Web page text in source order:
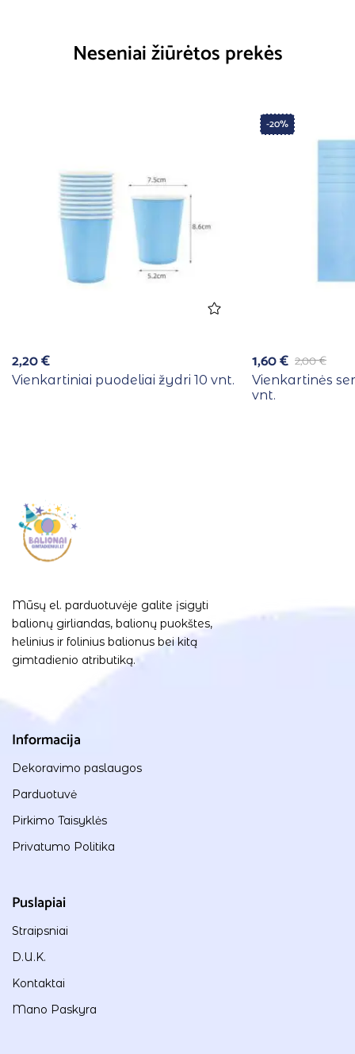
Neseniai žiūrėtos prekės
2,20€
Vienkartiniai puodeliai žydri 10 vnt.
-20%
2,00€
1,60€
Vienkartinės
vnt.
Mūsų el. parduotuvėje galite įsigyti
balionų girliandas, balionų puokštes,
helinius ir folinius balionus bei kitą
gimtadienio atributiką.
Informacija
Dekoravimo paslaugos
Parduotuvė
Pirkimo Taisyklės
Privatumo Politika
Puslapiai
Straipsniai
D.U.K.
Kontaktai
Mano Paskyra